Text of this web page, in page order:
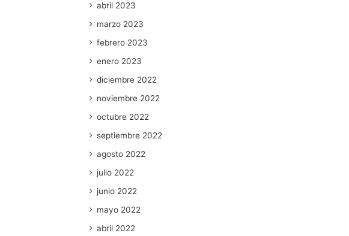
abril 2023
marzo 2023
febrero 2023
enero 2023
diciembre 2022
noviembre 2022
octubre 2022
septiembre 2022
agosto 2022
julio 2022
junio 2022
mayo 2022
abril 2022